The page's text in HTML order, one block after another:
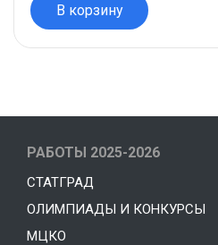
В корзину
РАБОТЫ 2025-2026
СТАТГРАД
ОЛИМПИАДЫ И КОНКУРСЫ
МЦКО